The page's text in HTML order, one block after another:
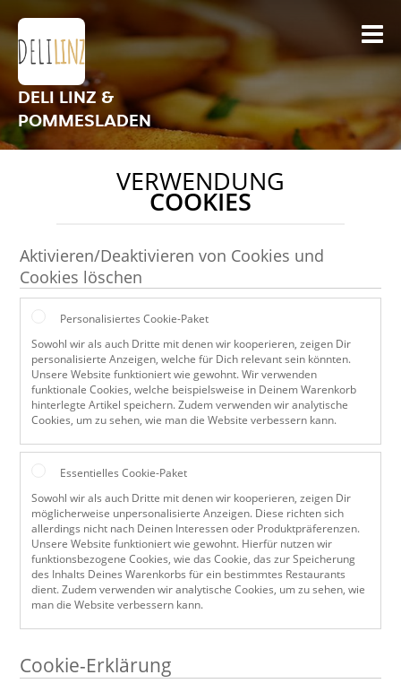
DELI LINZ &
POMMESLADEN
VERWENDUNG
COOKIES
Aktivieren/Deaktivieren von Cookies und
Cookies löschen
Personalisiertes Cookie-Paket
Sowohl wir als auch Dritte mit denen wir kooperieren, zeigen Dir
personalisierte Anzeigen, welche für Dich relevant sein könnten.
Unsere Website funktioniert wie gewohnt. Wir verwenden
funktionale Cookies, welche beispielsweise in Deinem Warenkorb
hinterlegte Artikel speichern. Zudem verwenden wir analytische
Cookies, um zu sehen, wie man die Website verbessern kann.
Essentielles Cookie-Paket
Sowohl wir als auch Dritte mit denen wir kooperieren, zeigen Dir
möglicherweise unpersonalisierte Anzeigen. Diese richten sich
allerdings nicht nach Deinen Interessen oder Produktpräferenzen.
Unsere Website funktioniert wie gewohnt. Hierfür nutzen wir
funktionsbezogene Cookies, wie das Cookie, das zur Speicherung
des Inhalts Deines Warenkorbs für ein bestimmtes Restaurants
dient. Zudem verwenden wir analytische Cookies, um zu sehen, wie
man die Website verbessern kann.
Cookie-Erklärung